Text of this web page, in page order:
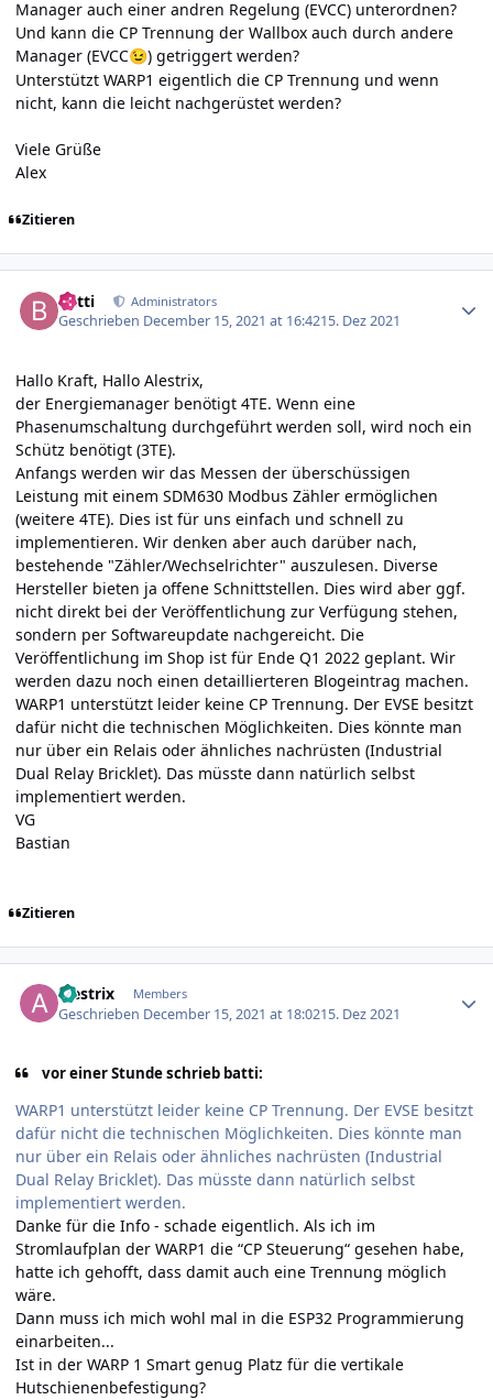
Manager auch einer andren Regelung (EVCC) unterordnen?
Und kann die CP Trennung der Wallbox auch durch andere
Manager (EVCC😉) getriggert werden?
Unterstützt WARP1 eigentlich die CP Trennung und wenn
nicht, kann die leicht nachgerüstet werden?
Viele Grüße
Alex
Zitieren
batti Administrators
Geschrieben December 15, 2021 at 16:4215. Dez 2021
Hallo Kraft, Hallo Alestrix,
der Energiemanager benötigt 4TE. Wenn eine
Phasenumschaltung durchgeführt werden soll, wird noch ein
Schütz benötigt (3TE).
Anfangs werden wir das Messen der überschüssigen
Leistung mit einem SDM630 Modbus Zähler ermöglichen
(weitere 4TE). Dies ist für uns einfach und schnell zu
implementieren. Wir denken aber auch darüber nach,
bestehende "Zähler/Wechselrichter" auszulesen. Diverse
Hersteller bieten ja offene Schnittstellen. Dies wird aber ggf.
nicht direkt bei der Veröffentlichung zur Verfügung stehen,
sondern per Softwareupdate nachgereicht. Die
Veröffentlichung im Shop ist für Ende Q1 2022 geplant. Wir
werden dazu noch einen detaillierteren Blogeintrag machen.
WARP1 unterstützt leider keine CP Trennung. Der EVSE besitzt
dafür nicht die technischen Möglichkeiten. Dies könnte man
nur über ein Relais oder ähnliches nachrüsten (Industrial
Dual Relay Bricklet). Das müsste dann natürlich selbst
implementiert werden.
VG
Bastian
Zitieren
alestrix Members
Geschrieben December 15, 2021 at 18:0215. Dez 2021
vor einer Stunde schrieb batti:
WARP1 unterstützt leider keine CP Trennung. Der EVSE besitzt
dafür nicht die technischen Möglichkeiten. Dies könnte man
nur über ein Relais oder ähnliches nachrüsten (Industrial
Dual Relay Bricklet). Das müsste dann natürlich selbst
implementiert werden.
Danke für die Info - schade eigentlich. Als ich im
Stromlaufplan der WARP1 die “CP Steuerung“ gesehen habe,
hatte ich gehofft, dass damit auch eine Trennung möglich
wäre.
Dann muss ich mich wohl mal in die ESP32 Programmierung
einarbeiten...
Ist in der WARP 1 Smart genug Platz für die vertikale
Hutschienenbefestigung?